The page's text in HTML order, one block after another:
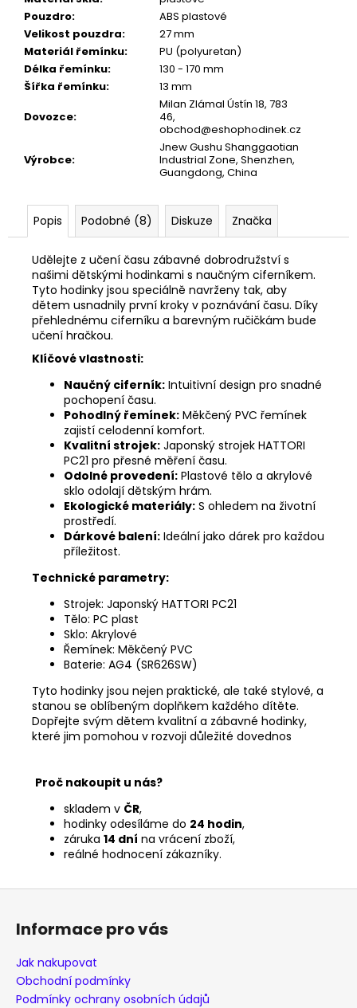
Pouzdro:
ABS plastové
Velikost pouzdra:
27 mm
Materiál řemínku:
PU (polyuretan)
Délka řemínku:
130 - 170 mm
Šířka řemínku:
13 mm
Dovozce:
Milan Zlámal Ústín 18, 783
46,
obchod@eshophodinek.cz
Výrobce:
Jnew Gushu Shanggaotian
Industrial Zone, Shenzhen,
Guangdong, China
Popis Podobné (8) Diskuze Značka
Udělejte z učení času zábavné dobrodružství s
našimi dětskými hodinkami s naučným ciferníkem.
Tyto hodinky jsou speciálně navrženy tak, aby
dětem usnadnily první kroky v poznávání času. Díky
přehlednému ciferníku a barevným ručičkám bude
učení hračkou.
Klíčové vlastnosti:
Naučný ciferník: Intuitivní design pro snadné
pochopení času.
Pohodlný řemínek: Měkčený PVC řemínek
zajistí celodenní komfort.
Kvalitní strojek: Japonský strojek HATTORI
PC21 pro přesné měření času.
Odolné provedení: Plastové tělo a akrylové
sklo odolají dětským hrám.
Ekologické materiály: S ohledem na životní
prostředí.
Dárkové balení: Ideální jako dárek pro každou
příležitost.
Technické parametry:
Strojek: Japonský HATTORI PC21
Tělo: PC plast
Sklo: Akrylové
Řemínek: Měkčený PVC
Baterie: AG4 (SR626SW)
Tyto hodinky jsou nejen praktické, ale také stylové, a
stanou se oblíbeným doplňkem každého dítěte.
Dopřejte svým dětem kvalitní a zábavné hodinky,
které jim pomohou v rozvoji důležité dovednos
Proč nakoupit u nás?
skladem v ČR,
hodinky odesíláme do 24 hodin,
záruka 14 dní na vrácení zboží,
reálné hodnocení zákazníky.
Z
Informace pro vás
Jak nakupovat
Obchodní podmínky
Podmínky ochrany osobních údajů